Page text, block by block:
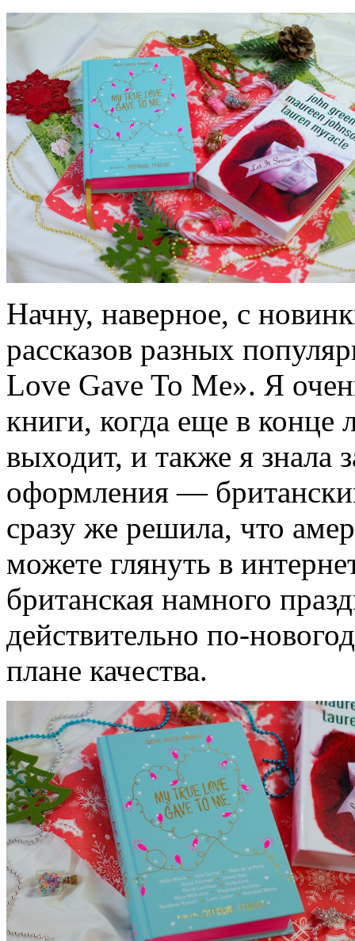
Начну, наверное, с
рассказов разных
Love Gave To Me». Я
книги, когда еще в конце
выходит, и также я знала
оформления —
сразу же решила, что
можете глянуть в
британская намного
действительно по-
плане качества.